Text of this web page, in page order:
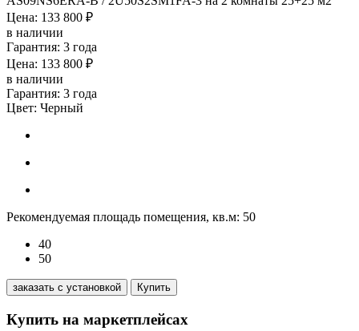
Цена: 133 800 ₽
в наличии
Гарантия: 3 года
Цена: 133 800 ₽
в наличии
Гарантия: 3 года
Цвет: Черный
Рекомендуемая площадь помещения, кв.м: 50
40
50
заказать с установкой Купить
Купить на маркетплейсах